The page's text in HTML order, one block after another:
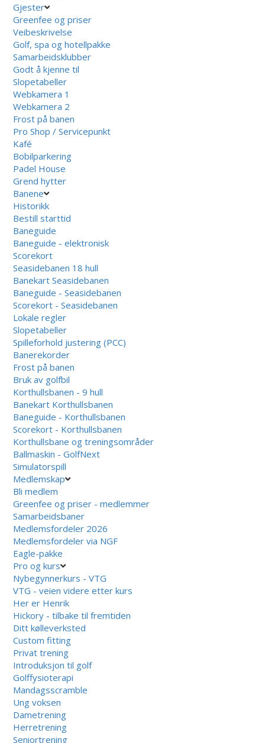
Gjester
Greenfee og priser
Veibeskrivelse
Golf, spa og hotellpakke
Samarbeidsklubber
Godt å kjenne til
Slopetabeller
Webkamera 1
Webkamera 2
Frost på banen
Pro Shop / Servicepunkt
Kafé
Bobilparkering
Padel House
Grend hytter
Banene
Historikk
Bestill starttid
Baneguide
Baneguide - elektronisk
Scorekort
Seasidebanen 18 hull
Banekart Seasidebanen
Baneguide - Seasidebanen
Scorekort - Seasidebanen
Lokale regler
Slopetabeller
Spilleforhold justering (PCC)
Banerekorder
Frost på banen
Bruk av golfbil
Korthullsbanen - 9 hull
Banekart Korthullsbanen
Baneguide - Korthullsbanen
Scorekort - Korthullsbanen
Korthullsbane og treningsområder
Ballmaskin - GolfNext
Simulatorspill
Medlemskap
Bli medlem
Greenfee og priser - medlemmer
Samarbeidsbaner
Medlemsfordeler 2026
Medlemsfordeler via NGF
Eagle-pakke
Pro og kurs
Nybegynnerkurs - VTG
VTG - veien videre etter kurs
Her er Henrik
Hickory - tilbake til fremtiden
Ditt kølleverksted
Custom fitting
Privat trening
Introduksjon til golf
Golffysioterapi
Mandagsscramble
Ung voksen
Dametrening
Herretrening
Seniortrening